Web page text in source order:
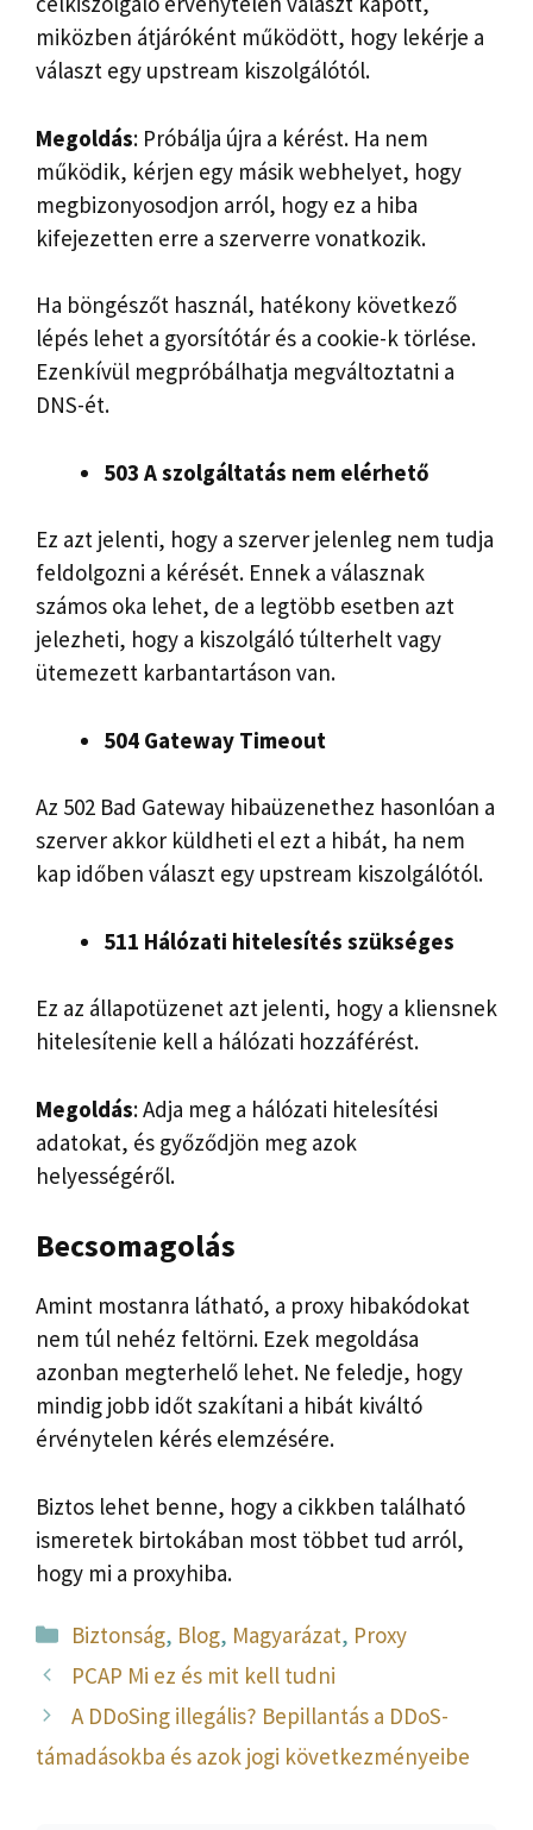
miközben átjáróként működött, hogy lekérje a
választ egy upstream kiszolgálótól.
Megoldás: Próbálja újra a kérést. Ha nem
működik, kérjen egy másik webhelyet, hogy
megbizonyosodjon arról, hogy ez a hiba
kifejezetten erre a szerverre vonatkozik.
Ha böngészőt használ, hatékony következő
lépés lehet a gyorsítótár és a cookie-k törlése.
Ezenkívül megpróbálhatja megváltoztatni a
DNS-ét.
503 A szolgáltatás nem elérhető
Ez azt jelenti, hogy a szerver jelenleg nem tudja
feldolgozni a kérését. Ennek a válasznak
számos oka lehet, de a legtöbb esetben azt
jelezheti, hogy a kiszolgáló túlterhelt vagy
ütemezett karbantartáson van.
504 Gateway Timeout
Az 502 Bad Gateway hibaüzenethez hasonlóan a
szerver akkor küldheti el ezt a hibát, ha nem
kap időben választ egy upstream kiszolgálótól.
511 Hálózati hitelesítés szükséges
Ez az állapotüzenet azt jelenti, hogy a kliensnek
hitelesítenie kell a hálózati hozzáférést.
Megoldás: Adja meg a hálózati hitelesítési
adatokat, és győződjön meg azok
helyességéről.
Becsomagolás
Amint mostanra látható, a proxy hibakódokat
nem túl nehéz feltörni. Ezek megoldása
azonban megterhelő lehet. Ne feledje, hogy
mindig jobb időt szakítani a hibát kiváltó
érvénytelen kérés elemzésére.
Biztos lehet benne, hogy a cikkben található
ismeretek birtokában most többet tud arról,
hogy mi a proxyhiba.
Kategória
Biztonság, Blog, Magyarázat, Proxy
PCAP Mi ez és mit kell tudni
A DDoSing illegális? Bepillantás a DDoS-
támadásokba és azok jogi következményeibe